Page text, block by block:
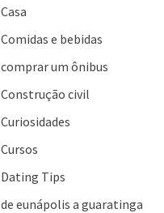
Casa
Comidas e bebidas
comprar um ônibus
Construção civil
Curiosidades
Cursos
Dating Tips
de eunápolis a guaratinga